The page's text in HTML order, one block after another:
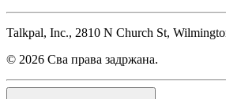
Talkpal, Inc., 2810 N Church St,
© 2026 Сва права задржана.